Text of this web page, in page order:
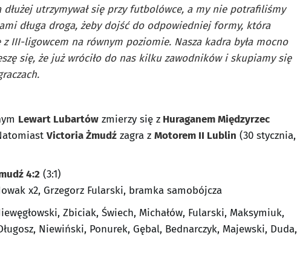
dłużej utrzymywał się przy futbolówce, a my nie potrafiliśmy
długa droga, żeby dojść do odpowiedniej formy, która
III-ligowcem na równym poziomie. Nasza kadra była mocno
się, że już wróciło do nas kilku zawodników i skupiamy się
Lewart Lubartów zmierzy się z Huraganem Międzyrzec
Victoria Żmudź zagra z Motorem II Lublin (30 stycznia,
4:2 (3:1)
x2, Grzegorz Fularski, bramka samobójcza
Zbiciak, Świech, Michałów, Fularski, Maksymiuk,
Niewiński, Ponurek, Gębal, Bednarczyk, Majewski, Duda,